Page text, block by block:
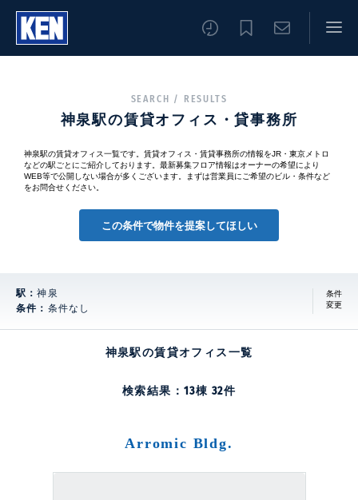
SEARCH / RESULTS
神泉駅の賃貸オフィス・貸事務所
神泉駅の賃貸オフィス一覧です。賃貸オフィス・賃貸事務所の情報をJR・東京メトロ
などの駅ごとにご紹介しております。最新募集フロア情報はオーナーの希望により
WEB等で公開しない場合が多くございます。まずは営業員にご希望のビル・条件など
をお問合せください。
この条件で物件を提案してほしい
駅：神泉
条件： 条件なし
条件
変更
神泉駅の賃貸オフィス一覧
検索結果：13棟 32件
Arromic Bldg.